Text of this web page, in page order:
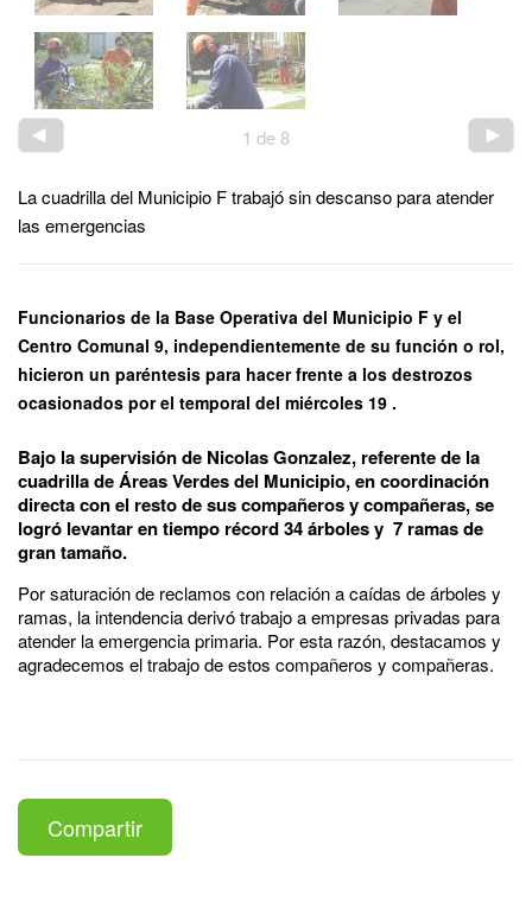
1 de 8
La cuadrilla del Municipio F trabajó sin descanso para atender
las emergencias
Funcionarios de la Base Operativa del Municipio F y el
Centro Comunal 9, independientemente de su función o rol,
hicieron un paréntesis para hacer frente a los destrozos
ocasionados por el temporal del miércoles 19 .
Bajo la supervisión de Nicolas Gonzalez, referente de la
cuadrilla de Áreas Verdes del Municipio, en coordinación
directa con el resto de sus compañeros y compañeras, se
logró levantar en tiempo récord 34 árboles y 7 ramas de
gran tamaño.
Por saturación de reclamos con relación a caídas de árboles y
ramas, la intendencia derivó trabajo a empresas privadas para
atender la emergencia primaria. Por esta razón, destacamos y
agradecemos el trabajo de estos compañeros y compañeras.
Compartir